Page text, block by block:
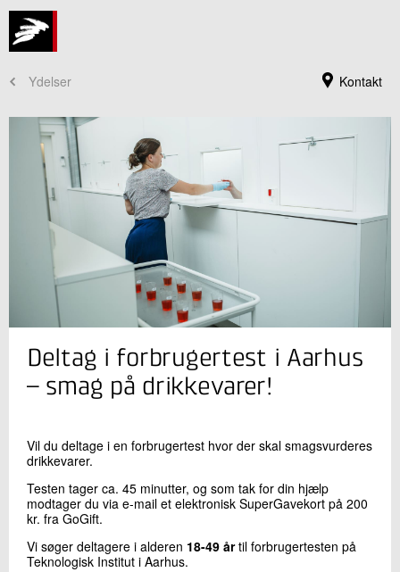
Kontakt
Ydelser
Jeg er din kontaktperson
Maja Krogsøe Skou
Seniorkonsulent
Fødevareteknologi
LinkedIn
Skriv til mig
Deltag i forbrugertest i Aarhus
– smag på drikkevarer!
Vil du deltage i en forbrugertest hvor der skal smagsvurderes
drikkevarer.
Testen tager ca. 45 minutter, og som tak for din hjælp
modtager du via e-mail et elektronisk SuperGavekort på 200
kr. fra GoGift.
Vi søger deltagere i alderen 18-49 årtil forbrugertesten på
Teknologisk Institut i Aarhus.